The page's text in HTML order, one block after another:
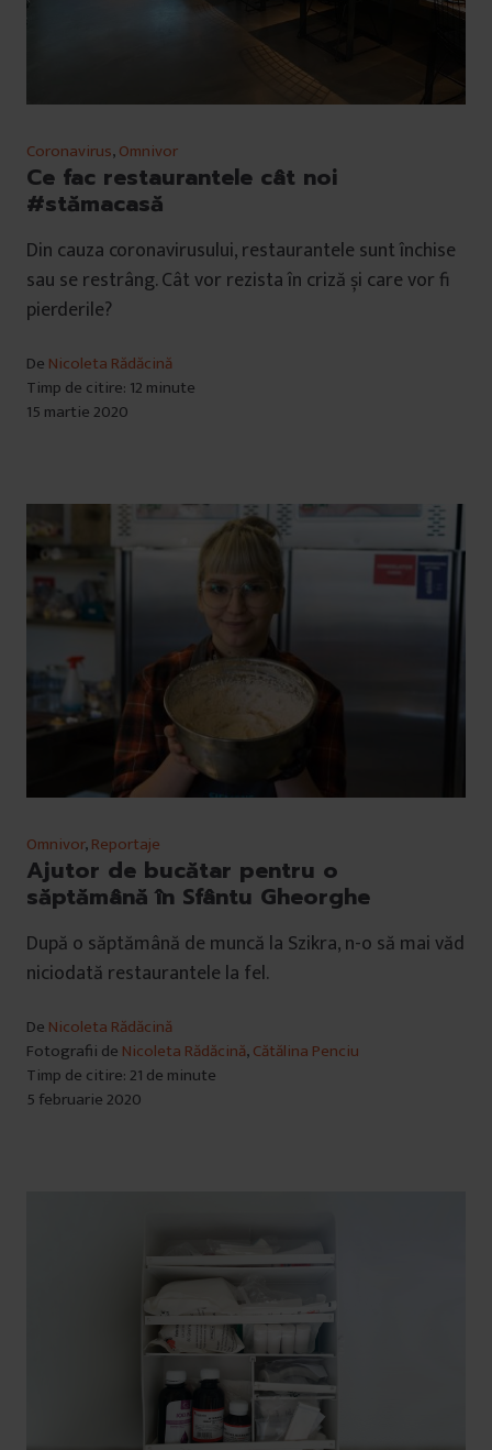
Coronavirus,Omnivor
Ce fac restaurantele cât noi
#stămacasă
Din cauza coronavirusului, restaurantele sunt închise
sau se restrâng. Cât vor rezista în criză și care vor fi
pierderile?
De Nicoleta Rădăcină
Timp de citire: 12 minute
15 martie 2020
Omnivor,Reportaje
Ajutor de bucătar pentru o
săptămână în Sfântu Gheorghe
După o săptămână de muncă la Szikra, n-o să mai văd
niciodată restaurantele la fel.
De Nicoleta Rădăcină
Fotografii de Nicoleta Rădăcină,Cătălina Penciu
Timp de citire: 21 de minute
5 februarie 2020